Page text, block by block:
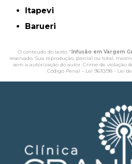
Itapevi
Barueri
O conteúdo do texto "Infusão em Vargem
reservado. Sua reprodução, parcial ou total,
sem a autorização do autor. Crime de violação
Código Penal – Lei 9610/98 - Lei